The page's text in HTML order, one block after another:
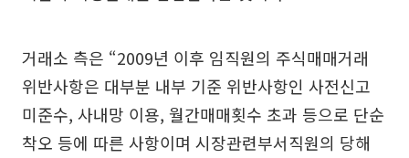
거래소 측은 “2009년 이후 임직원의 주식매매거래
위반사항은 대부분 내부 기준 위반사항인 사전신고
미준수, 사내망 이용, 월간매매횟수 초과 등으로 단순
착오 등에 따른 사항이며 시장관련부서직원의 당해